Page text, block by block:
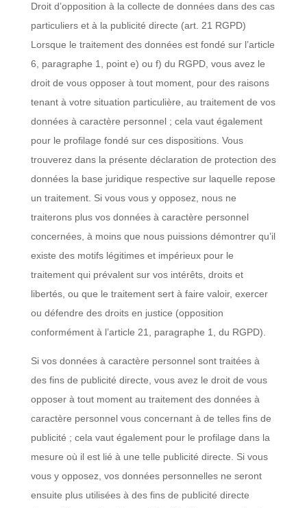
Droit d’opposition à la collecte de données dans des cas
particuliers et à la publicité directe (art. 21 RGPD)
Lorsque le traitement des données est fondé sur l’article
6, paragraphe 1, point e) ou f) du RGPD, vous avez le
droit de vous opposer à tout moment, pour des raisons
tenant à votre situation particulière, au traitement de vos
données à caractère personnel ; cela vaut également
pour le profilage fondé sur ces dispositions. Vous
trouverez dans la présente déclaration de protection des
données la base juridique respective sur laquelle repose
un traitement. Si vous vous y opposez, nous ne
traiterons plus vos données à caractère personnel
concernées, à moins que nous puissions démontrer qu’il
existe des motifs légitimes et impérieux pour le
traitement qui prévalent sur vos intérêts, droits et
libertés, ou que le traitement sert à faire valoir, exercer
ou défendre des droits en justice (opposition
conformément à l’article 21, paragraphe 1, du RGPD).
Si vos données à caractère personnel sont traitées à
des fins de publicité directe, vous avez le droit de vous
opposer à tout moment au traitement des données à
caractère personnel vous concernant à de telles fins de
publicité ; cela vaut également pour le profilage dans la
mesure où il est lié à une telle publicité directe. Si vous
vous y opposez, vos données personnelles ne seront
ensuite plus utilisées à des fins de publicité directe